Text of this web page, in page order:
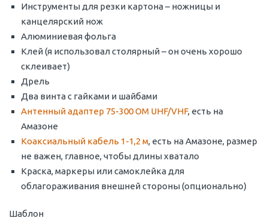
Инструменты для резки картона – ножницы и
канцелярский нож
Алюминиевая фольга
Клей (я использовал столярный – он очень хорошо
склеивает)
Дрель
Два винта с гайками и шайбами
Антенный адаптер 75-300 ОМ UHF/VHF, есть на
Амазоне
Коаксиальный кабель 1-1,2 м, есть на Амазоне, размер
не важен, главное, чтобы длины хватало
Краска, маркеры или самоклейка для
облагораживания внешней стороны (опционально)
Шаблон